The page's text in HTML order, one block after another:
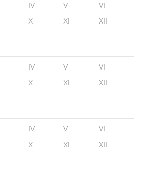
IV V
VI
X XI XII
IV V
VI
X XI XII
IV V
VI
X XI XII